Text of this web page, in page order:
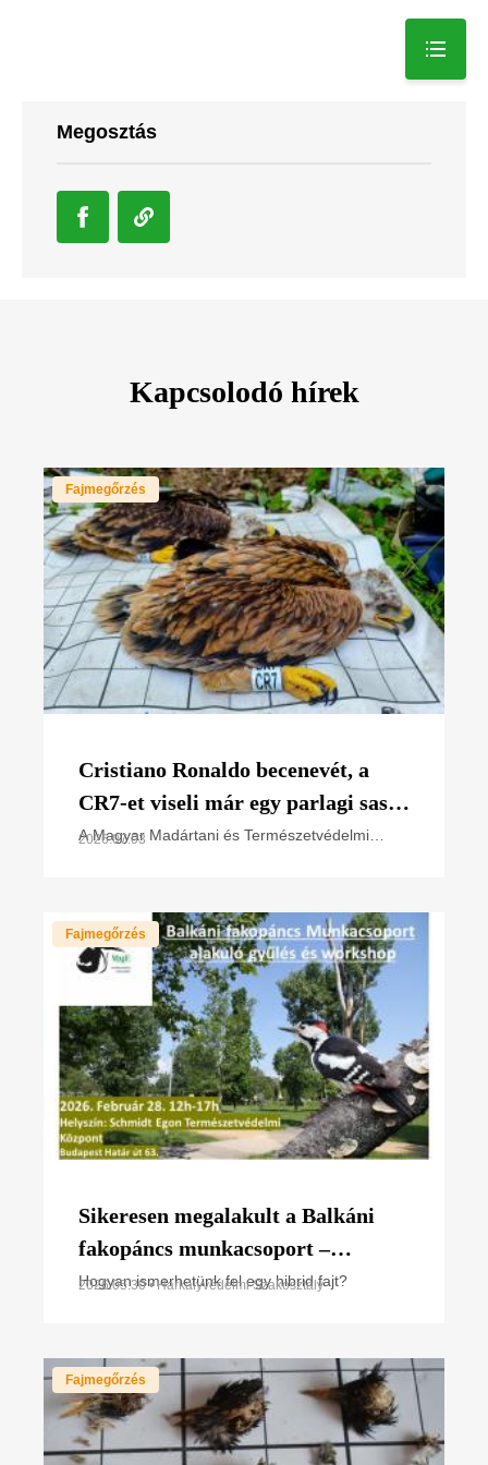
Megosztás
Kapcsolodó hírek
Fajmegőrzés
Cristiano Ronaldo becenevét, a
CR7-et viseli már egy parlagi sas
fióka is
A Magyar Madártani és Természetvédelmi
2026.07.03
Fajmegőrzés
Sikeresen megalakult a Balkáni
fakopáncs munkacsoport –
fókuszban a hibridizáció rejtélye
Hogyan ismerhetünk fel egy hibrid fajt?
2026.05.30 • Harkályvédelmi Szakosztály
Fajmegőrzés